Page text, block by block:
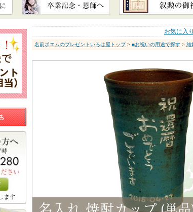
お気に入
名前ポエムのプレゼントいろは屋トップ> ■お祝いの用途で探す > 結